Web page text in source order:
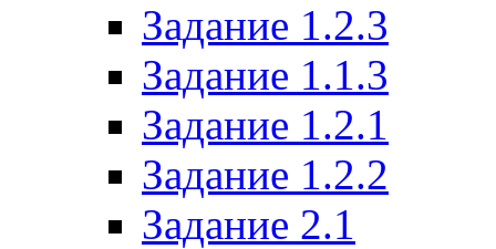
Задание 1.2.3
Задание 1.1.3
Задание 1.2.1
Задание 1.2.2
Задание 2.1